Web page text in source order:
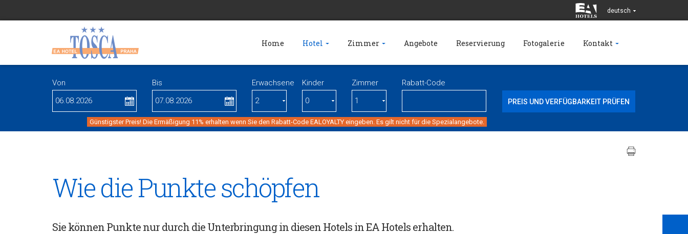
deutsch
Home Hotel Zimmer Angebote Reservierung Fotogalerie Kontakt
Von Bis Erwachsene Kinder Zimmer Rabatt-Code
Günstigster Preis! Die Ermäßigung 11% erhalten wenn Sie den Rabatt-Code EALOYALTY eingeben. Es gilt nicht für die Spezialangebote.
Wie die Punkte schöpfen
Sie können Punkte nur durch die Unterbringung in diesen Hotels in EA Hotels erhalten.